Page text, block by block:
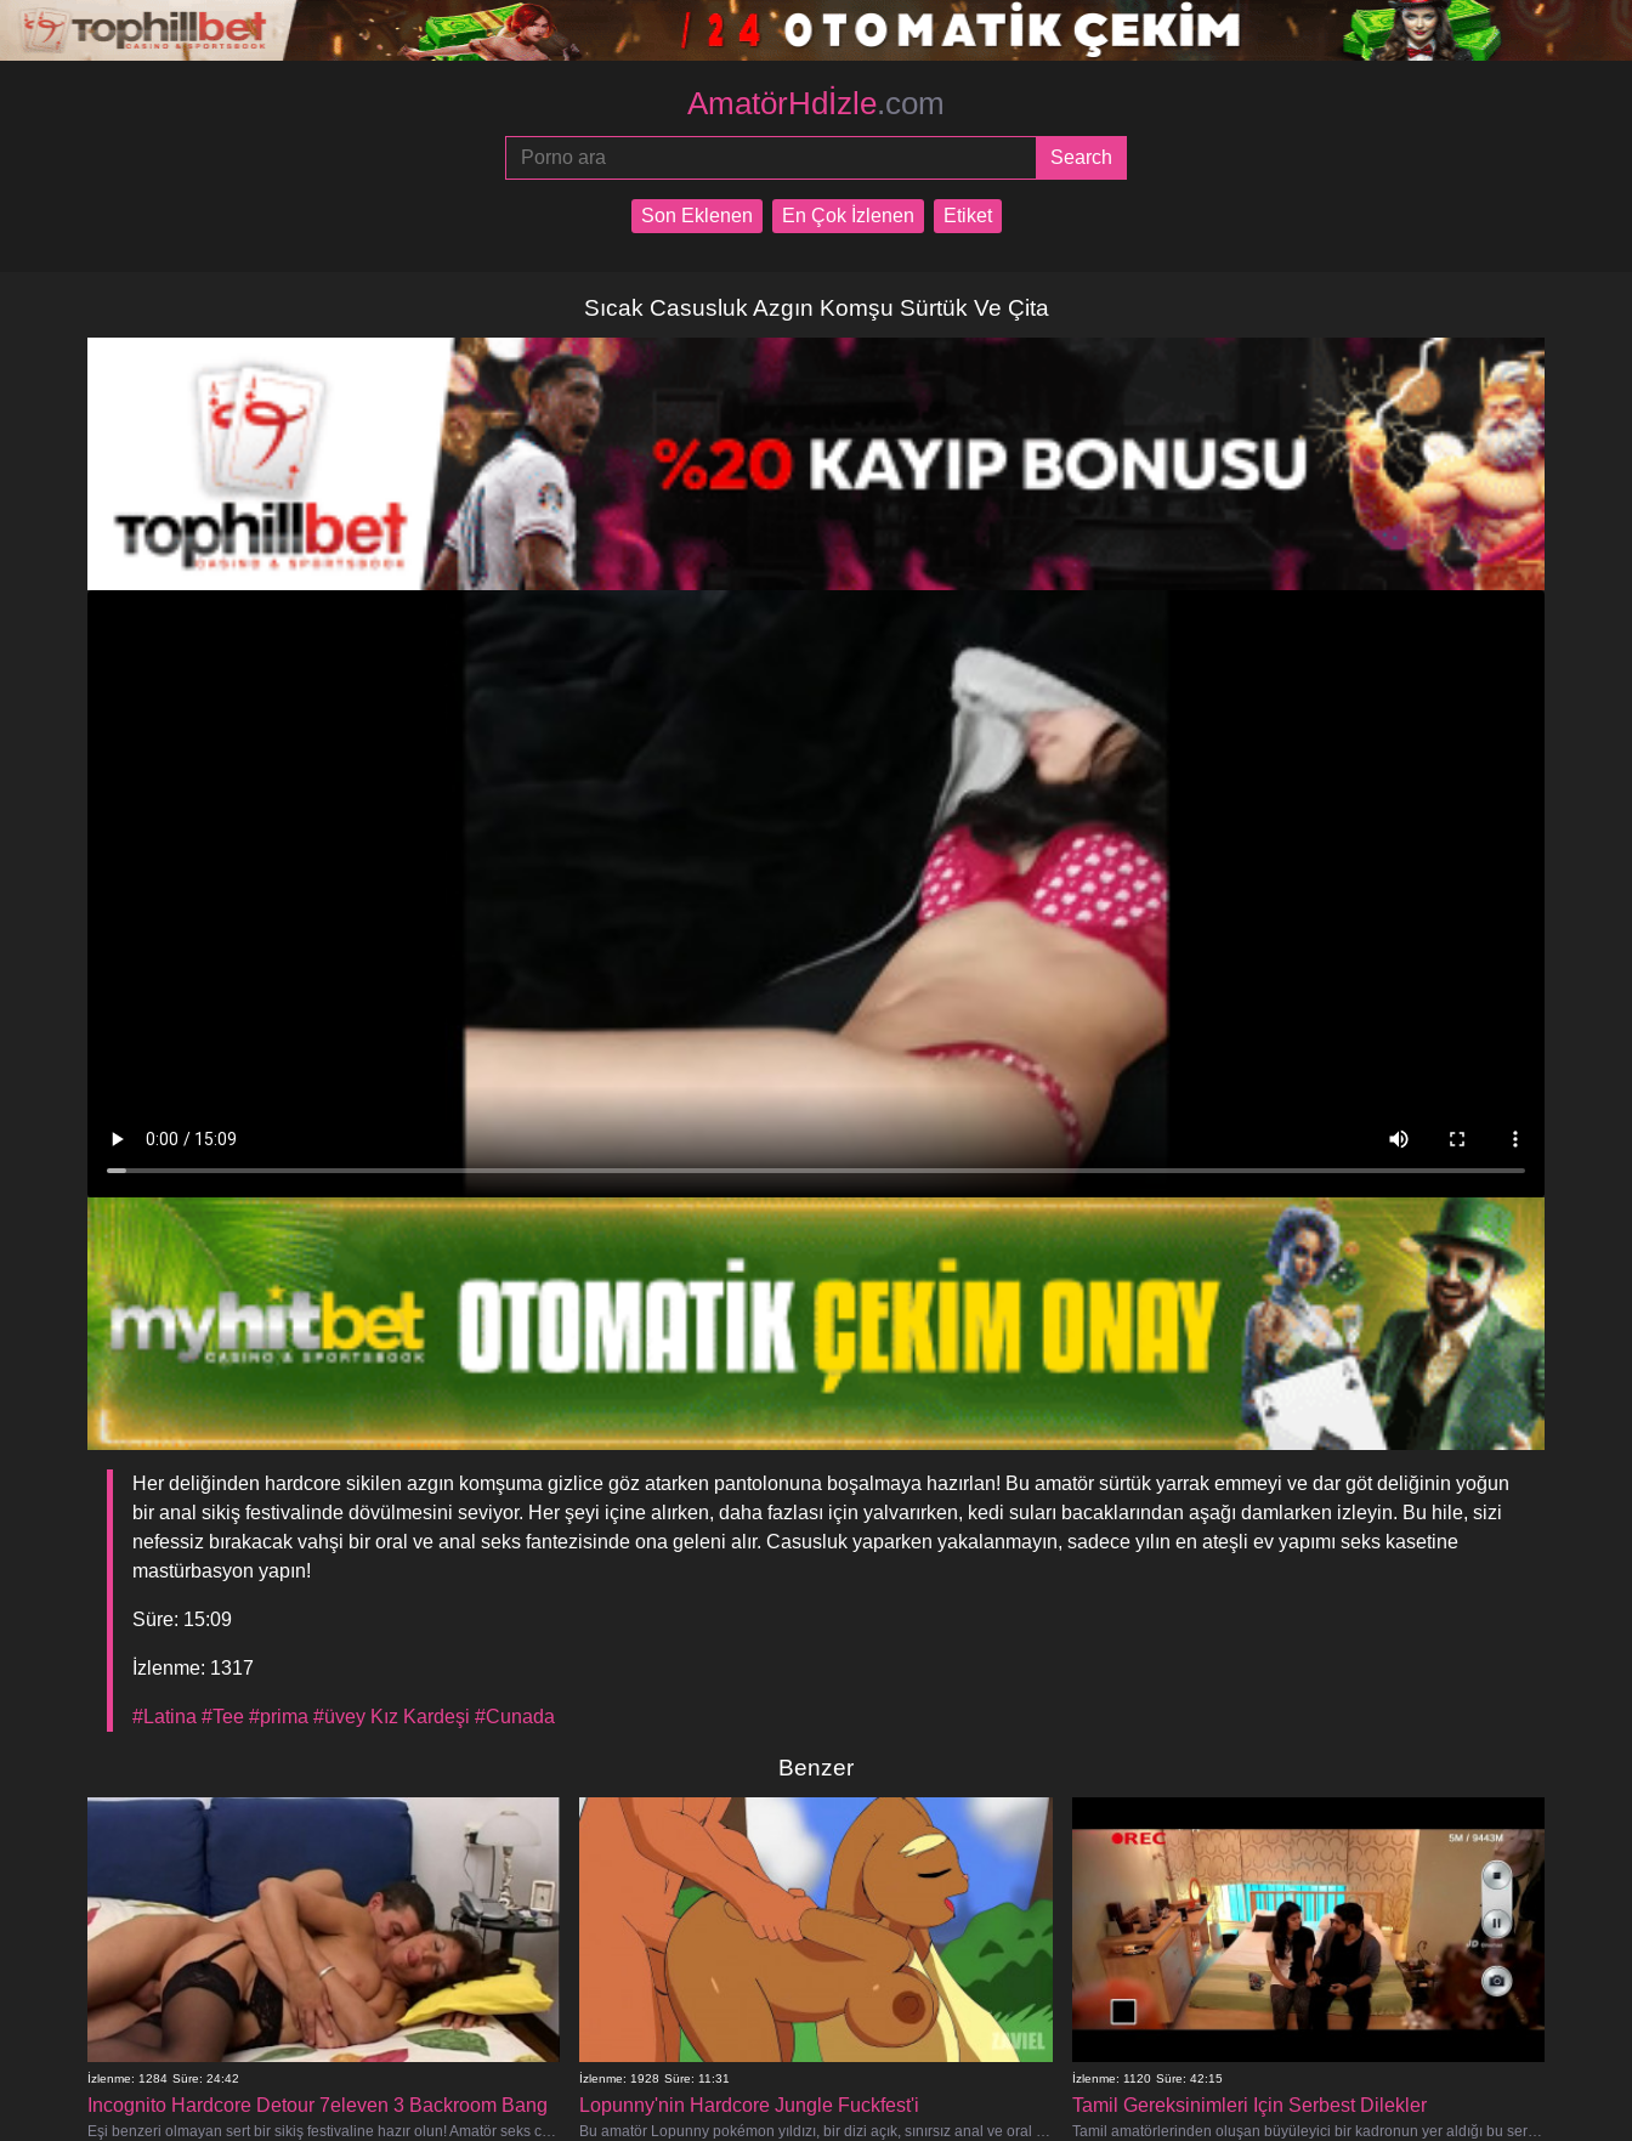
AmatörHdİzle.com
Son Eklenen En Çok İzlenen Etiket
Sıcak Casusluk Azgın Komşu Sürtük Ve Çita
Her deliğinden hardcore sikilen azgın komşuma gizlice göz atarken pantolonuna boşalmaya hazırlan! Bu amatör sürtük yarrak emmeyi ve dar göt deliğinin yoğun
bir anal sikiş festivalinde dövülmesini seviyor. Her şeyi içine alırken, daha fazlası için yalvarırken, kedi suları bacaklarından aşağı damlarken izleyin. Bu hile, sizi
nefessiz bırakacak vahşi bir oral ve anal seks fantezisinde ona geleni alır. Casusluk yaparken yakalanmayın, sadece yılın en ateşli ev yapımı seks kasetine
mastürbasyon yapın!
Süre: 15:09
İzlenme: 1317
#Latina #Tee #​​prima #üvey Kız Kardeşi #Cunada
Benzer
İzlenme: 1284 Süre: 24:42
Incognito Hardcore Detour 7eleven 3 Backroom Bang
Eşi benzeri olmayan sert bir sikiş festivaline hazır olun! Amatör seks cadalozu/bakkal tezgâhtarı Lily, 7-Eleven'ın arka odasında i�
İzlenme: 1928 Süre: 11:31
Lopunny'nin Hardcore Jungle Fuckfest'i
Bu amatör Lopunny pokémon yıldızı, bir dizi açık, sınırsız anal ve oral seks karşılaşmasında birden fazla eğitmenle uğraşı
İzlenme: 1120 Süre: 42:15
Tamil Gereksinimleri Için Serbest Dilekler
Tamil amatörlerinden oluşan büyüleyici bir kadronun yer aldığı bu sert, sansürsüz X videosunda insan arzusunun en karanlık köşel